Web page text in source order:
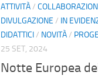
ATTIVITÀ/
DIVULGAZIONE / IN
DIDATTICI/ NOVITÀ/
25 SET, 2024
Notte Europea